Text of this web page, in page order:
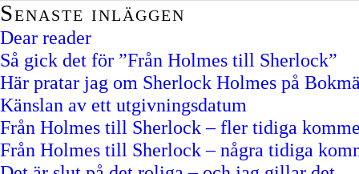
Senaste inläggen
Dear reader
Så gick det för ”Från Holmes till Sherlock”
Här pratar jag om Sherlock Holmes på
Känslan av ett utgivningsdatum
Från Holmes till Sherlock – fler tidiga
Från Holmes till Sherlock – några tidiga